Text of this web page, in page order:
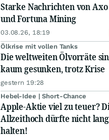
Starke Nachrichten von
und Fortuna Mining
03.08.26, 18:19
Ölkrise mit vollen Tanks
Die weltweiten Ölvorräte
kaum gesunken, trotz Krise
gestern 19:28
Hebel-Idee | Short-Chance
Apple-Aktie viel zu teuer?
Allzeithoch dürfte nicht
halten!